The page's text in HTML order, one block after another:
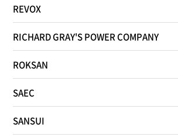
REVOX
RICHARD GRAY'S POWER COMPANY
ROKSAN
SAEC
SANSUI